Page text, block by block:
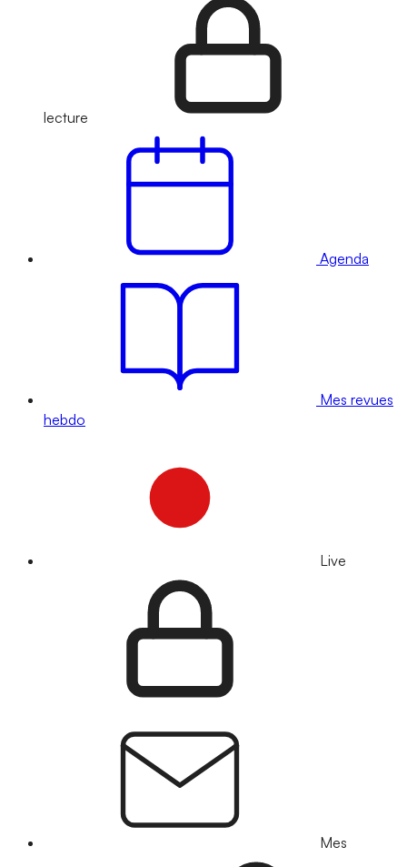
lecture
Agenda
Mes revues
hebdo
Live
Mes